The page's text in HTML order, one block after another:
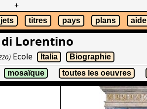
+
titres pays plans aide
Lorentino
Ecole Italia Biographie
mosaïque toutes les oeuvres